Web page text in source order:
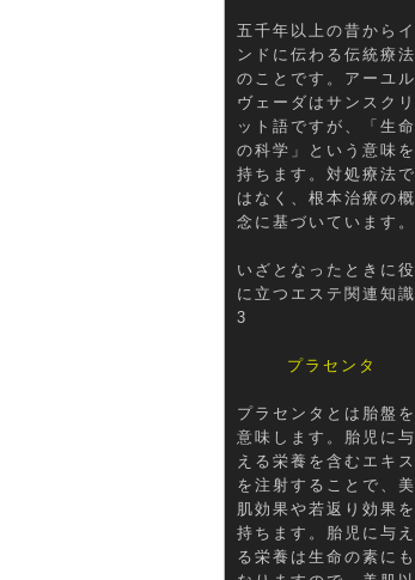
五千年以上の昔からイ
ンドに伝わる伝統療法
のことです。アーユル
ヴェーダはサンスクリ
ット語ですが、「生命
の科学」という意味を
持ちます。対処療法で
はなく、根本治療の概
念に基づいています。
いざとなったときに役
に立つエステ関連知識
3
プラセンタ
プラセンタとは胎盤を
意味します。胎児に与
える栄養を含むエキス
を注射することで、美
肌効果や若返り効果を
持ちます。胎児に与え
る栄養は生命の素にも